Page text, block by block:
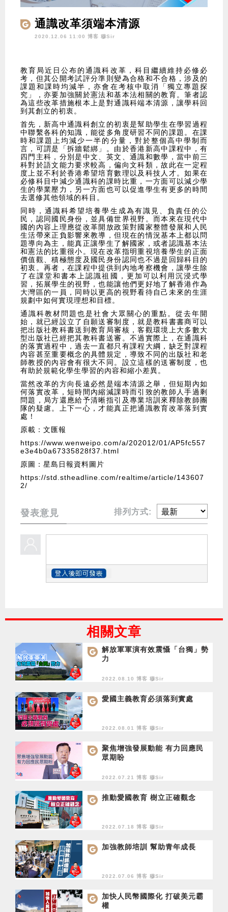
通識改革須端本清源
2020.12.06 11:00 博客 穆Sir
教育局近日公布的通識科改革，科目繼續維持必修必
考，但其公開考試評分準則變為合格和不合格，涉及的
課題和課時均減半，亦會在考核中取消「獨立專題探
究」，亦要加強關於憲法和基本法相關的教育。筆者認
為這些改革措施根本上是對通識科端本清源，讓學科回
到其創立的初衷。
首先，新高中通識科創立的初衷是幫助學生在學習過程
中聯繫各科的知識，能從多角度研習不同的課題。在課
時和課題上均減少一半的分量，對於整個高中學制而
言，可謂是「拆牆鬆綁」。由於香港新高中課程中，有
四門主科，分別是中文、英文、通識和數學，當中前三
科對於語文能力要求較高，偏向文科類，故此在一定程
度上並不利於香港希望培育數理以及科技人才。如果在
必修科目中減少通識科的課時比重，一方面可以減少學
生的學業壓力，另一方面也可以促進學生有更多的時間
去選修其他領域的科目。
同時，通識科希望培養學生成為有識見、負責任的公
民，認同國民身份，並具備世界視野。而本來在現代中
國的內容上理應從改革開放政策對國家整體發展和人民
生活帶來正負影響來教導，但現在的情況基本上都以問
題導向為主，能真正讓學生了解國家，或者認識基本法
和憲法的比重很小。現在改革指明重視培養學生的正面
價值觀、積極態度及國民身份認同也不過是回歸科目的
初衷。再者，在課程中提供到內地考察機會，讓學生除
了在課堂和書本上認識祖國，更加可以利用沉浸式學
習，拓展學生的視野，也能讓他們更好地了解香港作為
大灣區的一員，同時以更高的視野看待自己未來的生涯
規劃中如何實現理想和目標。
通識科教材問題也是社會大眾關心的重點。從去年開
始，就已經設立了自願送審制度，就是教科書書商可以
把出版社教科書送到教育局審核，客觀環境上大多數大
型出版社已經把其教科書送審。不過實際上，在通識科
的落實過程中，過去一直都只有課程大綱，缺乏對課程
內容甚至重要概念的具體規定，導致不同的出版社和老
師教授的內容會有很大不同。設立這樣的送審制度，也
有助於規範化學生學習的內容和縮小差異。
當然改革的方向長遠必然是端本清源之舉，但短期內如
何落實改革，短時間內縮減課時而引致的教師人手過剩
問題，局方還應給予清晰指引及專業培訓來釋除教師團
隊的疑慮。上下一心，才能真正把通識教育改革落到實
處！
原載：文匯報
https://www.wenweipo.com/a/202012/01/AP5fc557
e3e4b0a67335828f37.html
原圖：星島日報資料圖片
https://std.stheadline.com/realtime/article/143607
2/
發表意見 排列方式:
相關文章
解放軍軍演有效震懾「台獨」勢
力
2022.08.10 博客 穆Sir
愛國主義教育必須落到實處
2022.08.01 博客 穆Sir
聚焦增強發展動能 有力回應民
眾期盼
2022.07.21 博客 穆Sir
推動愛國教育 樹立正確觀念
2022.07.18 博客 穆Sir
加強教師培訓 幫助青年成長
2022.07.06 博客 穆Sir
加快人民幣國際化 打破美元霸
權